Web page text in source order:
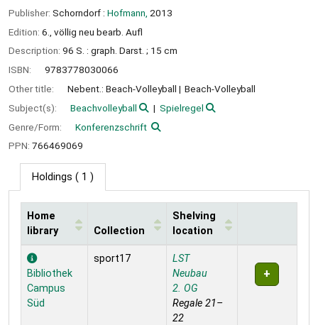
Publisher: Schorndorf : Hofmann, 2013
Edition: 6., völlig neu bearb. Aufl
Description: 96 S. : graph. Darst. ; 15 cm
ISBN:
9783778030066
Other title:
Nebent.: Beach-Volleyball
Beach-Volleyball
Subject(s):
Beachvolleyball
Spielregel
Genre/Form:
Konferenzschrift
PPN: 766469069
Holdings ( 1 )
Holdings
Home
library
Collection
Shelving
location
Bibliothek
Campus
Süd
sport17
LST
Neubau
2. OG
Regale 21–
22